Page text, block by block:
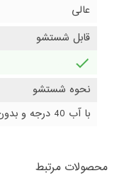
عالی
قابل شستشو
نحوه شستشو
با آب 40 درجه و بدون استفاده از مایعات سفیدکننده
محصولات مرتبط